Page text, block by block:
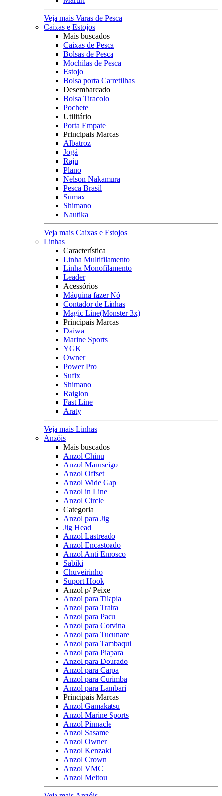
Veja mais Varas de Pesca
Caixas e Estojos
Mais buscados
Caixas de Pesca
Bolsas de Pesca
Mochilas de Pesca
Estojo
Bolsa porta Carretilhas
Desembarcado
Bolsa Tiracolo
Pochete
Utilitário
Porta Empate
Principais Marcas
Albatroz
Jogá
Raju
Plano
Nelson Nakamura
Pesca Brasil
Sumax
Shimano
Nautika
Veja mais Caixas e Estojos
Linhas
Característica
Linha Multifilamento
Linha Monofilamento
Leader
Acessórios
Máquina fazer Nó
Contador de Linhas
Magic Line(Monster 3x)
Principais Marcas
Daiwa
Marine Sports
YGK
Owner
Power Pro
Sufix
Shimano
Raiglon
Fast Line
Araty
Veja mais Linhas
Anzóis
Mais buscados
Anzol Chinu
Anzol Maruseigo
Anzol Offset
Anzol Wide Gap
Anzol in Line
Anzol Circle
Categoria
Anzol para Jig
Jig Head
Anzol Lastreado
Anzol Encastoado
Anzol Anti Enrosco
Sabiki
Chuveirinho
Suport Hook
Anzol p/ Peixe
Anzol para Tilapia
Anzol para Traira
Anzol para Pacu
Anzol para Corvina
Anzol para Tucunare
Anzol para Tambaqui
Anzol para Piapara
Anzol para Dourado
Anzol para Carpa
Anzol para Curimba
Anzol para Lambari
Principais Marcas
Anzol Gamakatsu
Anzol Marine Sports
Anzol Pinnacle
Anzol Sasame
Anzol Owner
Anzol Kenzaki
Anzol Crown
Anzol VMC
Anzol Meitou